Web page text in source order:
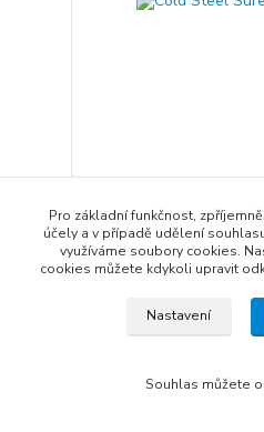
Cold Steel Sure Flight
370 Kč
306 Kčbez DPH
Pro základní funkčnost,
účely a v případě udělení
využíváme soubory cookies.
cookies můžete kdykoli upravit
Nastavení
Souhlas můžete
Aby rozhodování bylo
100 Kč na Váš první